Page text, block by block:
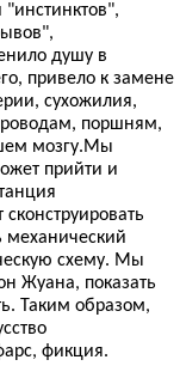
душу в
привело к замене
сухожилия,
поршням,
мозгу.Мы
прийти и
механический
схему. Мы
Жуана, показать
Таким образом,
фикция.